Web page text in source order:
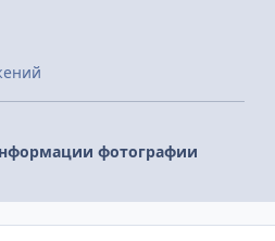
фотографии